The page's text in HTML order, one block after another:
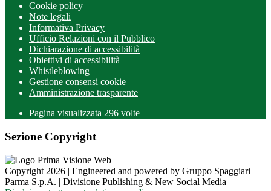
Cookie policy
Note legali
Informativa Privacy
Ufficio Relazioni con il Pubblico
Dichiarazione di accessibilità
Obiettivi di accessibilità
Whistleblowing
Gestione consensi cookie
Amministrazione trasparente
Pagina visualizzata 296 volte
Sezione Copyright
Copyright 2026 | Engineered and powered by Gruppo Spaggiari
Parma S.p.A. | Divisione Publishing & New Social Media